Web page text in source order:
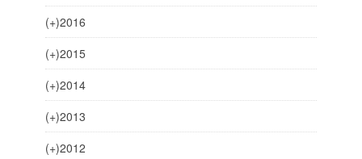
(+)2016
(+)2015
(+)2014
(+)2013
(+)2012